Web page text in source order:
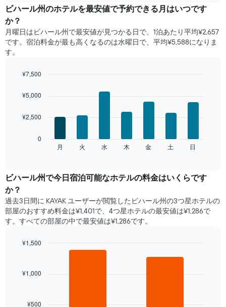
月
ご
と
の
客
平
料
表
表
の
X
軸
1​
本
月
し
ビハール州​の​ホテルを最安値で予約できる月はいつです
か？
月曜日はビハール州で​最安値が見つかる日で、1泊あたり平均¥2,657
です。宿泊料金が最も高くなるのは水曜日で、平均¥5,588になりま
す。
chart
with
bars.
ー
ト
は、
曜
日
ご
の
の
月 火 水 木 金 土 日
0
¥2,500
¥5,000
¥7,500
ビハール州​で​今日宿泊可能な​ホテル​の料金はいくらです
か？
過去3日間に KAYAK ユーザーが閲覧したビハール州の3つ星ホテル​の
部屋のおすすめ料金は¥1,401で、4つ星ホテルの最安値は¥1,286で
す。すべての部屋の中で最安値は¥1,286​です。
with
¥500
¥1,000
¥1,500